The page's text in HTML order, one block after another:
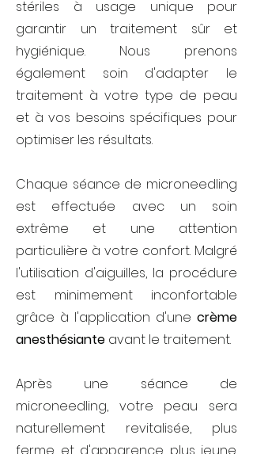
stériles à usage unique pour
garantir un traitement sûr et
hygiénique. Nous prenons
également soin d'adapter le
traitement à votre type de peau
et à vos besoins spécifiques pour
optimiser les résultats.
Chaque séance de microneedling
est effectuée avec un soin
extrême et une attention
particulière à votre confort. Malgré
l'utilisation d'aiguilles, la procédure
est minimement inconfortable
grâce à l'application d'une crème
anesthésiante avant le traitement.
Après une séance de
microneedling, votre peau sera
naturellement revitalisée, plus
ferme et d'apparence plus jeune.